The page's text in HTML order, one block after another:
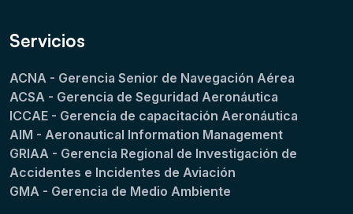
Servicios
ACNA - Gerencia Senior de Navegación Aérea
ACSA - Gerencia de Seguridad Aeronáutica
ICCAE - Gerencia de capacitación Aeronáutica
AIM - Aeronautical Information Management
GRIAA - Gerencia Regional de Investigación de
Accidentes e Incidentes de Aviación
GMA - Gerencia de Medio Ambiente